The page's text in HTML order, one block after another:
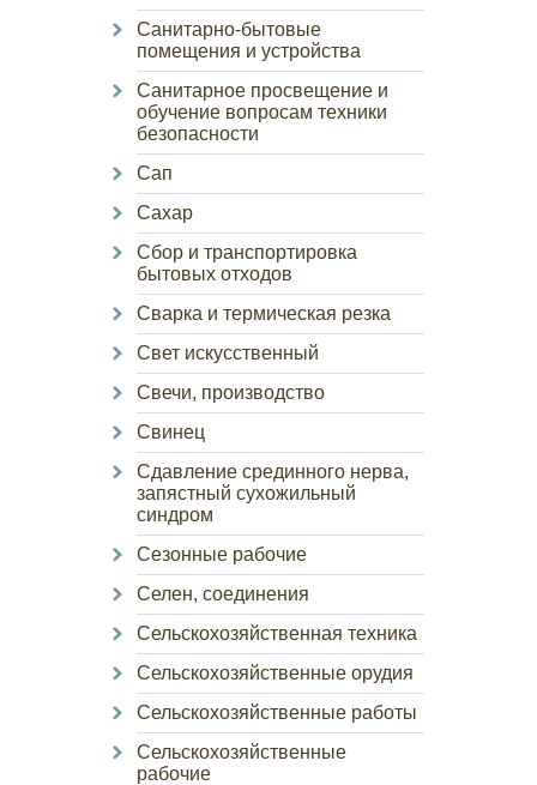
Санитарно-бытовые
помещения и устройства
Санитарное просвещение и
обучение вопросам техники
безопасности
Сап
Сахар
Сбор и транспортировка
бытовых отходов
Сварка и термическая резка
Свет искусственный
Свечи, производство
Свинец
Сдавление срединного нерва,
запястный сухожильный
синдром
Сезонные рабочие
Селен, соединения
Сельскохозяйственная техника
Сельскохозяйственные орудия
Сельскохозяйственные работы
Сельскохозяйственные
рабочие